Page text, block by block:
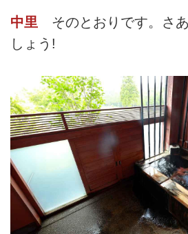
中里 そのとおりです。さ
しょう!